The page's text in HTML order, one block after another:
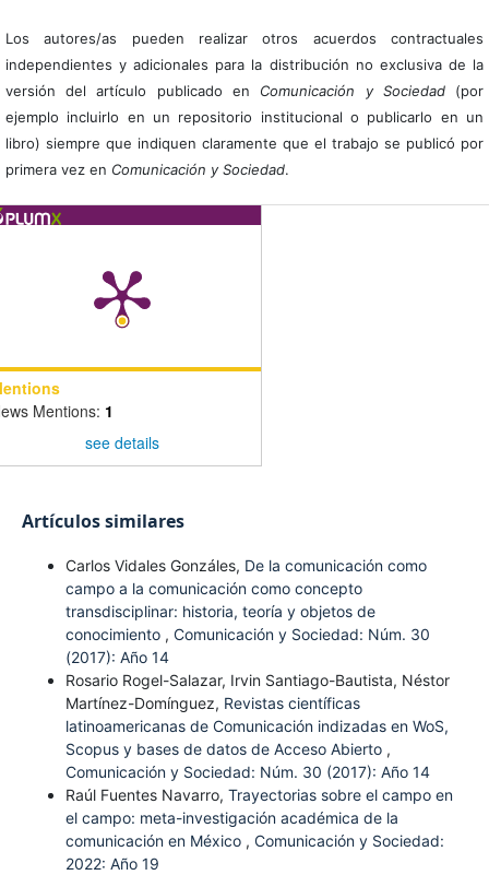
Los autores/as pueden realizar otros acuerdos contractuales
independientes y adicionales para la distribución no exclusiva de la
versión del artículo publicado en Comunicación y Sociedad(por
ejemplo incluirlo en un repositorio institucional o publicarlo en un
libro) siempre que indiquen claramente que el trabajo se publicó por
primera vez en Comunicación y Sociedad.
Mentions: 1
see details
Artículos similares
Carlos Vidales Gonzáles, De la comunicación como
campo a la comunicación como concepto
transdisciplinar: historia, teoría y objetos de
conocimiento , Comunicación y Sociedad: Núm. 30
(2017): Año 14
Rosario Rogel-Salazar, Irvin Santiago-Bautista, Néstor
Martínez-Domínguez, Revistas científicas
latinoamericanas de Comunicación indizadas en WoS,
Scopus y bases de datos de Acceso Abierto ,
Comunicación y Sociedad: Núm. 30 (2017): Año 14
Raúl Fuentes Navarro, Trayectorias sobre el campo en
el campo: meta-investigación académica de la
comunicación en México , Comunicación y Sociedad:
2022: Año 19